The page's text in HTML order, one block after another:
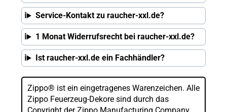
Service-Kontakt zu raucher-xxl.de?
1 Monat Widerrufsrecht bei raucher-xxl.de?
Ist raucher-xxl.de ein Fachhändler?
Zippo® ist ein eingetragenes Warenzeichen. Alle
Zippo Feuerzeug-Dekore sind durch das